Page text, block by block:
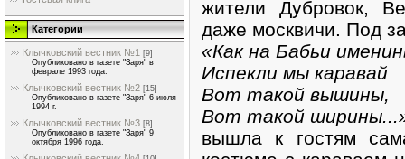
Категории
Клычковский вестник №1 [9]
Опубликовано в газете "Заря" в
феврале 1993 года.
Клычковский вестник №2 [15]
Опубликовано в газете "Заря" 6 июля
1994 г.
Клычковский вестник №3 [8]
Опубликовано в газете "Заря" 9
октября 1996 года.
жители Дубровок,
даже москвичи. Под
«Как на Бабьи
Испекли мы каравай
Вот такой вышины,
Вот такой
вышла к гостям